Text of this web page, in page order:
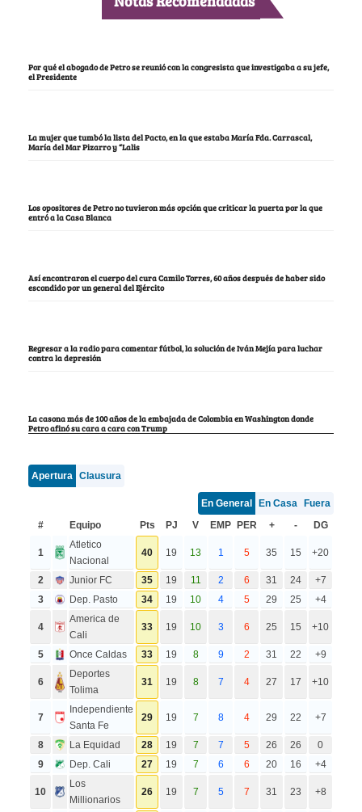
Por qué el abogado de Petro se reunió con la congresista que investigaba a su jefe,
el Presidente
La mujer que tumbó la lista del Pacto, en la que estaba María Fda. Carrascal,
María del Mar Pizarro y “Lalis
Los opositores de Petro no tuvieron más opción que criticar la puerta por la que
entró a la Casa Blanca
Así encontraron el cuerpo del cura Camilo Torres, 60 años después de haber sido
escondido por un general del Ejército
Regresar a la radio para comentar fútbol, la solución de Iván Mejía para luchar
contra la depresión
La casona más de 100 años de la embajada de Colombia en Washington donde
Petro afinó su cara a cara con Trump
Apertura Clausura
En General En Casa
Fuera
#
Equipo Pts PJ V EMP PER + - DG
1
Atletico
Nacional
40 19 13 1 5 35 15 +20
2 Junior FC 35 19 11 2 6 31 24
+7
3
Dep. Pasto 34 19 10 4 5 29 25 +4
4
America de
Cali
33 19 10 3 6 25 15 +10
5 Once Caldas 33 19 8 9 2 31 22 +9
6
Deportes
Tolima
31 19 8 7 4 27 17 +10
7
Independiente
Santa Fe
29 19 7 8 4 29 22 +7
8 La Equidad 28 19 7 7 5 26 26
0
9
Dep. Cali 27 19 7 6 6 20 16 +4
10
Los
Millionarios
26 19 7 5 7 31 23 +8